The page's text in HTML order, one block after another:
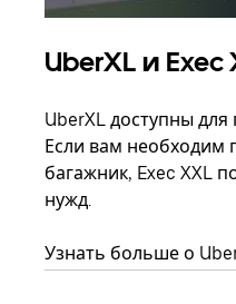
UberXL и Exec
UberXL доступны для
Если вам необходим
багажник, Exec XXL
нужд.
Узнать больше о